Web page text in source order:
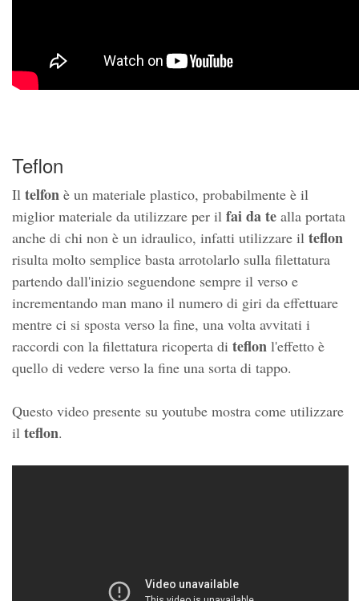
Teflon
Il telfon è un materiale plastico, probabilmente è il
miglior materiale da utilizzare per il fai da te alla portata
anche di chi non è un idraulico, infatti utilizzare il teflon
risulta molto semplice basta arrotolarlo sulla filettatura
partendo dall'inizio seguendone sempre il verso e
incrementando man mano il numero di giri da effettuare
mentre ci si sposta verso la fine, una volta avvitati i
raccordi con la filettatura ricoperta di teflon l'effetto è
quello di vedere verso la fine una sorta di tappo.
Questo video presente su youtube mostra come utilizzare
il teflon.